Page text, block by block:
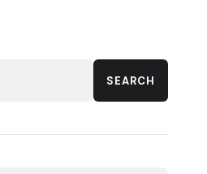
SEARCH